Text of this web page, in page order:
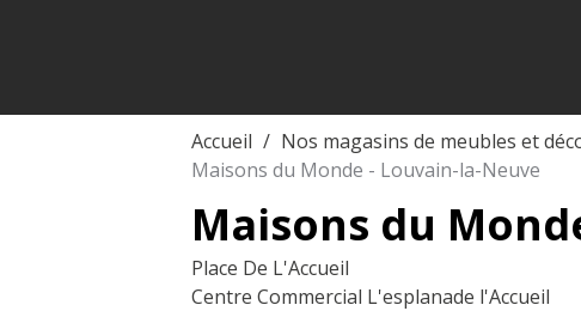
Accueil Nos magasins de meubles et
Maisons du Monde - Louvain-la-Neuve
Maisons du
Place De L'Accueil
Centre Commercial L'esplanade l'Accueil